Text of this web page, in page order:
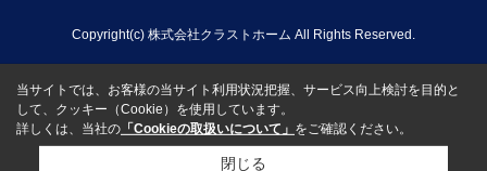
Copyright(c) 株式会社クラストホーム All Rights Reserved.
当サイトでは、お客様の当サイト利用状況把握、サービス向上検討を目的と
して、クッキー（Cookie）を使用しています。
詳しくは、当社の 「Cookieの取扱いについて」 をご確認ください。
閉じる